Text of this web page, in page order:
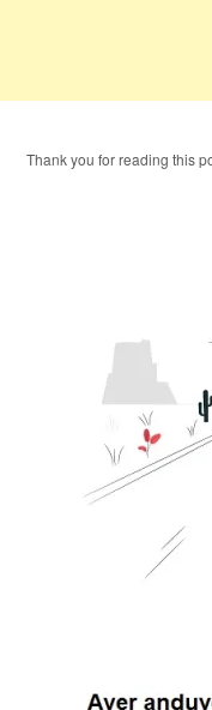
Thank you for reading this